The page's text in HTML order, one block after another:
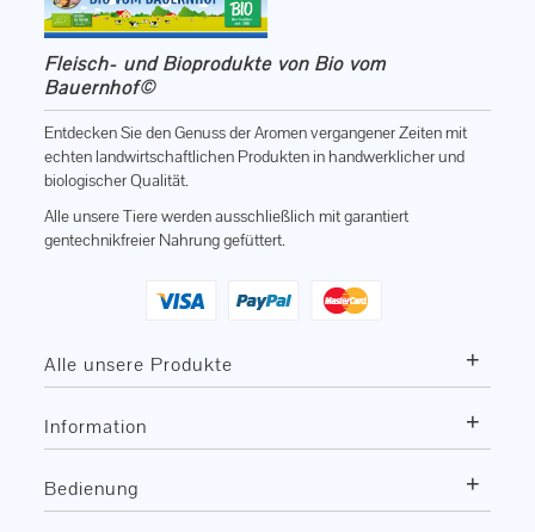
Fleisch- und Bioprodukte von Bio vom
Bauernhof©
Entdecken Sie den Genuss der Aromen vergangener Zeiten mit
echten landwirtschaftlichen Produkten in handwerklicher und
biologischer Qualität.
Alle unsere Tiere werden ausschließlich mit garantiert
gentechnikfreier Nahrung gefüttert.
Alle unsere Produkte +
Information +
Bedienung +